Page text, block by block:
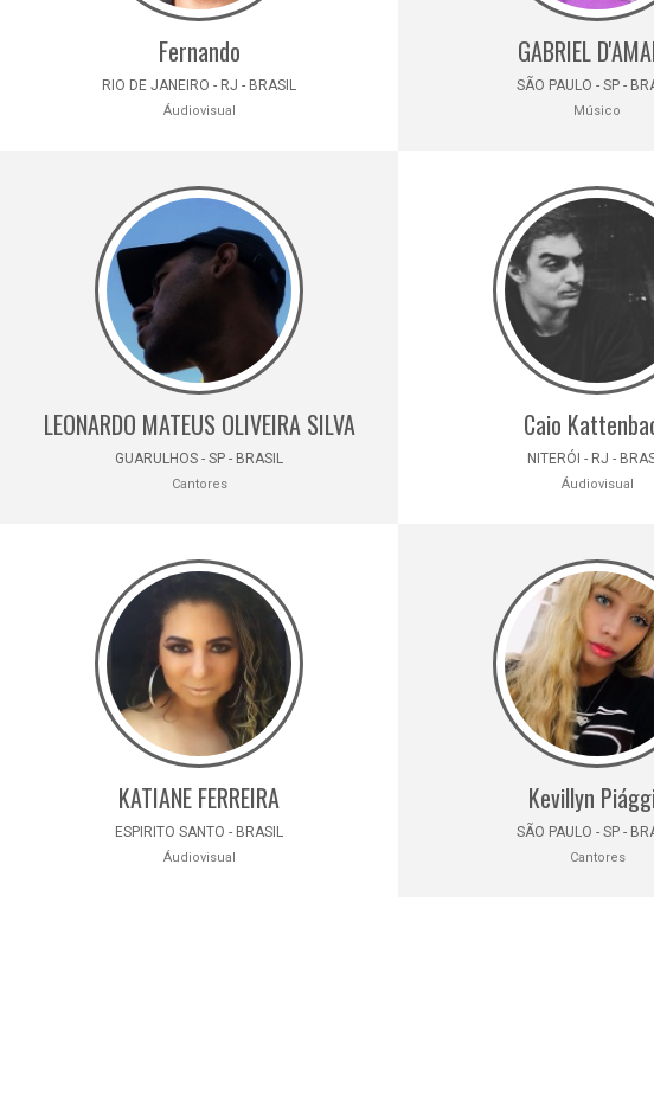
Fernando
RIO DE JANEIRO - RJ - BRASIL
Áudiovisual
GABRIEL
SÃO PAULO - SP -
Músico
LEONARDO MATEUS OLIVEIRA SILVA
GUARULHOS - SP - BRASIL
Cantores
Caio
NITERÓI - RJ -
Áudiovisual
KATIANE FERREIRA
ESPIRITO SANTO - BRASIL
Áudiovisual
Kevillyn
SÃO PAULO - SP -
Cantores